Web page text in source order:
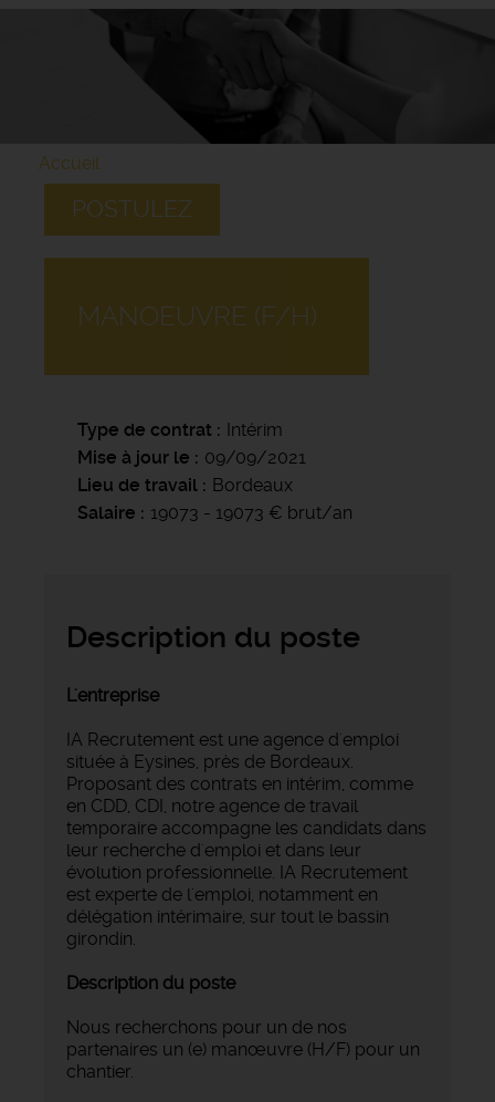
Accueil
POSTULEZ
MANOEUVRE (F/H)
Type de contrat
Intérim
Mise à jour le
09/09/2021
Lieu de travail
Bordeaux
Salaire
19073 - 19073 € brut/an
Description du poste
L'entreprise
IA Recrutement est une agence d'emploi
située à Eysines, près de Bordeaux.
Proposant des contrats en intérim, comme
en CDD, CDI, notre agence de travail
temporaire accompagne les candidats dans
leur recherche d'emploi et dans leur
évolution professionnelle. IA Recrutement
est experte de l'emploi, notamment en
délégation intérimaire, sur tout le bassin
girondin.
Description du poste
Nous recherchons pour un de nos
partenaires un (e) manœuvre (H/F) pour un
chantier.